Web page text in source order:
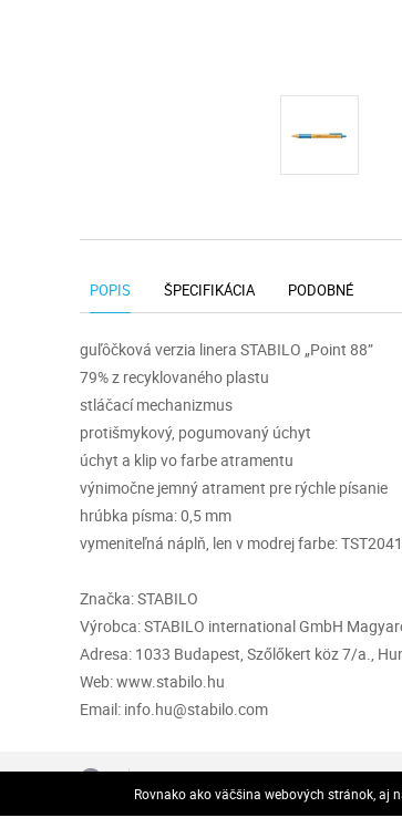
POPIS ŠPECIFIKÁCIA PODOBNÉ
guľôčková verzia linera STABILO „Point 88”
79% z recyklovaného plastu
stláčací mechanizmus
protišmykový, pogumovaný úchyt
úchyt a klip vo farbe atramentu
výnimočne jemný atrament pre rýchle písanie
hrúbka písma: 0,5 mm
vymeniteľná náplň, len v modrej farbe:
Značka: STABILO
Výrobca: STABILO international GmbH
Adresa: 1033 Budapest, Szőlőkert köz 7/a.,
Web: www.stabilo.hu
Email: info.hu@stabilo.com
Rovnako ako väčšina webových stránok, aj